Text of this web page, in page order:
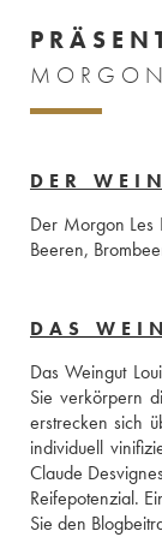
DER WEIN
Der Morgon Les
Beeren,
DAS
Das Weingut
Sie verkörpern
erstrecken sich
individuell
Claude
Reifepotenzial.
Sie den